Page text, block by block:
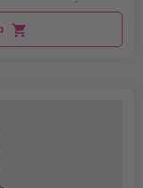
shopping_cart